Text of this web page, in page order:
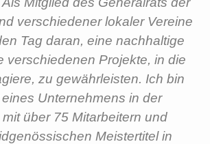
verschiedener lokaler Vereine
Tag daran, eine nachhaltige
verschiedenen Projekte, in die
zu gewährleisten. Ich bin
Unternehmens in der
über 75 Mitarbeitern und
Meistertitel in